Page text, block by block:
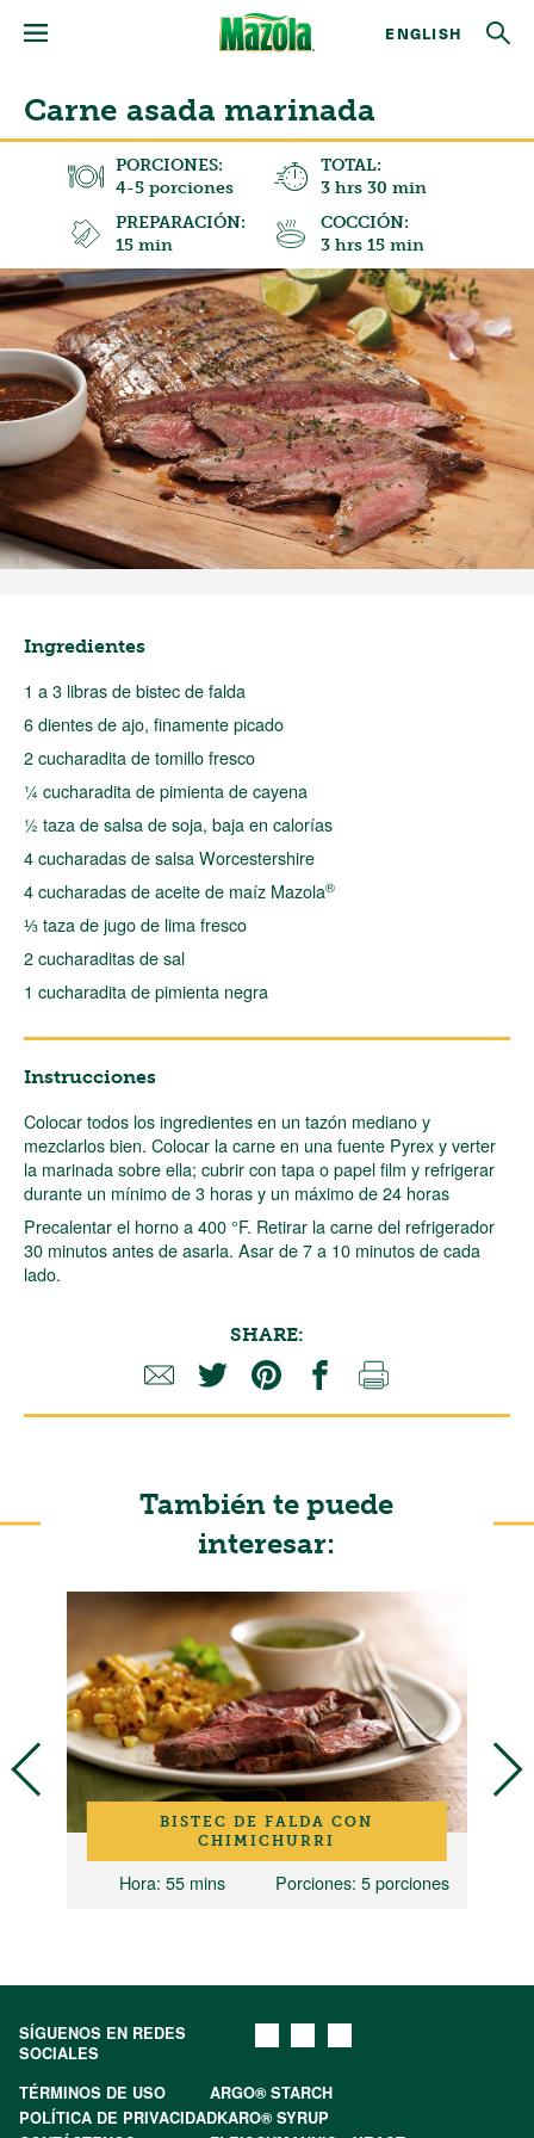
ENGLISH
Carne asada marinada
PORCIONES:
4-5 porciones
TOTAL:
3 hrs 30 min
PREPARACIÓN:
15 min
COCCIÓN:
3 hrs 15 min
Ingredientes
1 a 3 libras de bistec de falda
6 dientes de ajo, finamente picado
2 cucharadita de tomillo fresco
¼ cucharadita de pimienta de cayena
½ taza de salsa de soja, baja en calorías
4 cucharadas de salsa Worcestershire
4 cucharadas de aceite de maíz Mazola®
⅓ taza de jugo de lima fresco
2 cucharaditas de sal
1 cucharadita de pimienta negra
Instrucciones
Colocar todos los ingredientes en un tazón mediano y
mezclarlos bien. Colocar la carne en una fuente Pyrex y verter
la marinada sobre ella; cubrir con tapa o papel film y refrigerar
durante un mínimo de 3 horas y un máximo de 24 horas
Precalentar el horno a 400 °F. Retirar la carne del refrigerador
30 minutos antes de asarla. Asar de 7 a 10 minutos de cada
lado.
SHARE:
También te puede
interesar:
BISTEC DE FALDA CON
CHIMICHURRI
Hora: 55 mins Porciones: 5 porciones
SÍGUENOS EN REDES
SOCIALES
TÉRMINOS DE USO
ARGO® STARCH
POLÍTICA DE PRIVACIDADKARO® SYRUP